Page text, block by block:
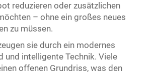
reduzieren oder zusätzlichen
– ohne ein großes neues
zu müssen.
sie durch ein modernes
und intelligente Technik. Viele
offenen Grundriss, was den